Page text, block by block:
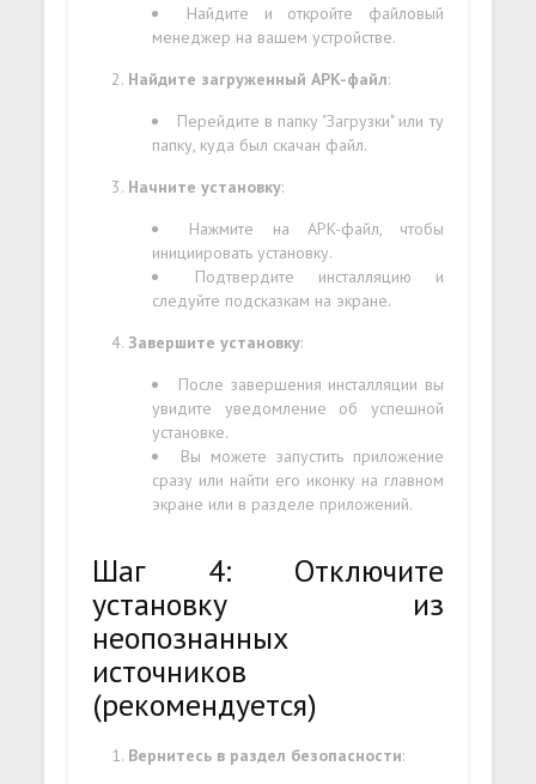
Найдите и откройте файловый
менеджер на вашем устройстве.
Найдите загруженный APK-файл:
Перейдите в папку "Загрузки" или ту
папку, куда был скачан файл.
Начните установку:
Нажмите на APK-файл, чтобы
инициировать установку.
Подтвердите инсталляцию и
следуйте подсказкам на экране.
Завершите установку:
После завершения инсталляции вы
увидите уведомление об успешной
установке.
Вы можете запустить приложение
сразу или найти его иконку на главном
экране или в разделе приложений.
Шаг 4: Отключите
установку из
неопознанных
источников
(рекомендуется)
Вернитесь в раздел безопасности: